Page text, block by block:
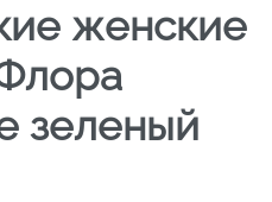
женские
зеленый